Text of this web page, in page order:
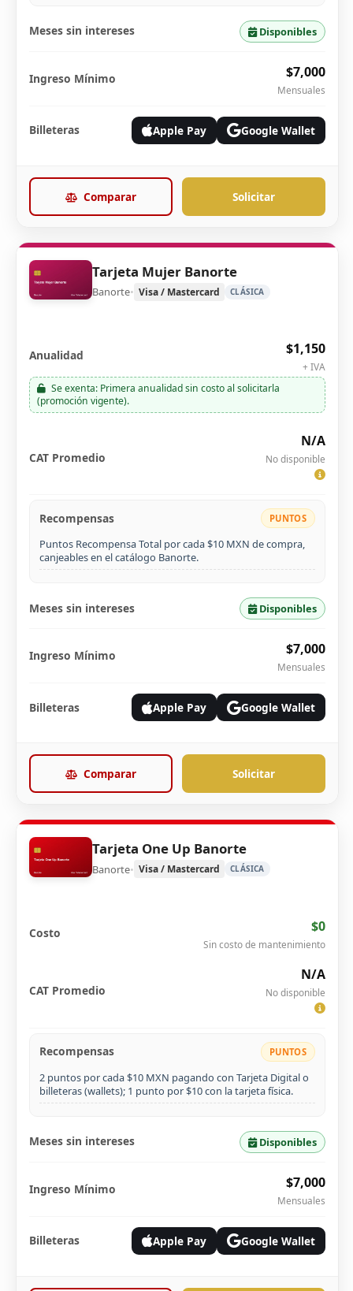
Meses sin intereses Disponibles
Ingreso Mínimo $7,000
Mensuales
Billeteras Apple Pay Google Wallet
Comparar Solicitar
Tarjeta Mujer Banorte
Banorte• Visa / Mastercard CLÁSICA
Anualidad $1,150
+ IVA
Se exenta: Primera anualidad sin costo al solicitarla
(promoción vigente).
CAT Promedio
N/A
No disponible
Recompensas PUNTOS
Puntos Recompensa Total por cada $10 MXN de compra,
canjeables en el catálogo Banorte.
Meses sin intereses Disponibles
Ingreso Mínimo $7,000
Mensuales
Billeteras Apple Pay Google Wallet
Comparar Solicitar
Tarjeta One Up Banorte
Banorte• Visa / Mastercard CLÁSICA
Costo $0
Sin costo de mantenimiento
CAT Promedio
N/A
No disponible
Recompensas PUNTOS
2 puntos por cada $10 MXN pagando con Tarjeta Digital o
billeteras (wallets); 1 punto por $10 con la tarjeta física.
Meses sin intereses Disponibles
Ingreso Mínimo $7,000
Mensuales
Billeteras Apple Pay Google Wallet